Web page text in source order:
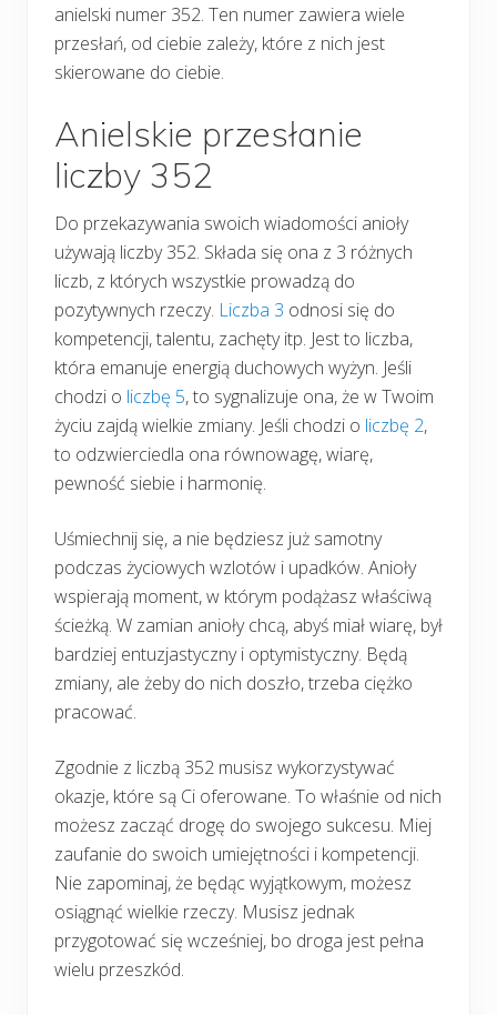
anielski numer 352. Ten numer zawiera wiele
przesłań, od ciebie zależy, które z nich jest
skierowane do ciebie.
Anielskie przesłanie
liczby 352
Do przekazywania swoich wiadomości anioły
używają liczby 352. Składa się ona z 3 różnych
liczb, z których wszystkie prowadzą do
pozytywnych rzeczy. Liczba 3 odnosi się do
kompetencji, talentu, zachęty itp. Jest to liczba,
która emanuje energią duchowych wyżyn. Jeśli
chodzi o liczbę 5, to sygnalizuje ona, że w Twoim
życiu zajdą wielkie zmiany. Jeśli chodzi o liczbę 2,
to odzwierciedla ona równowagę, wiarę,
pewność siebie i harmonię.
Uśmiechnij się, a nie będziesz już samotny
podczas życiowych wzlotów i upadków. Anioły
wspierają moment, w którym podążasz właściwą
ścieżką. W zamian anioły chcą, abyś miał wiarę, był
bardziej entuzjastyczny i optymistyczny. Będą
zmiany, ale żeby do nich doszło, trzeba ciężko
pracować.
Zgodnie z liczbą 352 musisz wykorzystywać
okazje, które są Ci oferowane. To właśnie od nich
możesz zacząć drogę do swojego sukcesu. Miej
zaufanie do swoich umiejętności i kompetencji.
Nie zapominaj, że będąc wyjątkowym, możesz
osiągnąć wielkie rzeczy. Musisz jednak
przygotować się wcześniej, bo droga jest pełna
wielu przeszkód.